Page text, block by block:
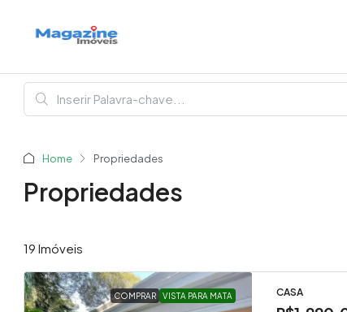
Home Propriedades
Propriedades
19 Imóveis
COMPRAR VISTA PARA MATA CASA